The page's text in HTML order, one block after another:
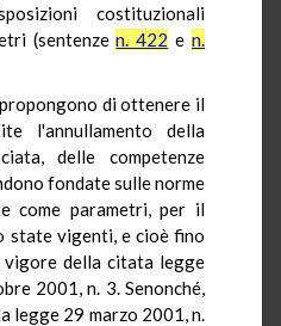
costituzionali
(sentenzen. 422 en.
di ottenere il
l'annullamento della
delle competenze
fondate sulle norme
come parametri, per il
state vigenti, e cioè fino
della citata legge
2001, n. 3. Senonché,
legge 29 marzo 2001, n.